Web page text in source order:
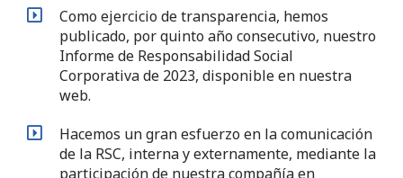
Como ejercicio de transparencia, hemos
publicado, por quinto año consecutivo, nuestro
Informe de Responsabilidad Social
Corporativa de 2023, disponible en nuestra
web.
Hacemos un gran esfuerzo en la comunicación
de la RSC, interna y externamente, mediante la
participación de nuestra compañía en